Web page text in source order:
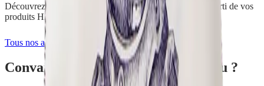
Découvrez nos conseils et astuces pour tirer le meilleur parti de vos
produits H2O at Home.
Tous nos articles
Convaincu(e) parShampoing Toutou ?